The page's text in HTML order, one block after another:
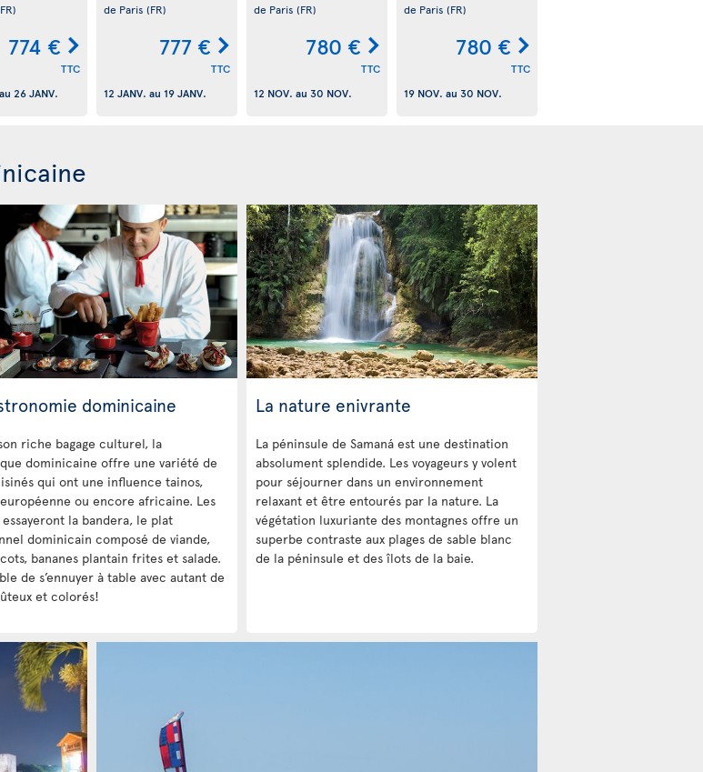
774 €
TTC
au 26 JANV.
de Paris (FR)
777 €
TTC
12 JANV. au 19 JANV.
de Paris (FR)
780 €
TTC
12 NOV. au 30 NOV.
de Paris (FR)
780 €
TTC
19 NOV. au 30 NOV.
dominicaine
riche bagage culturel, la
dominicaine offre une variété de
qui ont une influence tainos,
ou encore africaine. Les
la bandera, le plat
dominicain composé de viande,
bananes plantain frites et salade.
de s’ennuyer à table avec autant de
et colorés!
La nature enivrante
La péninsule de Samaná est une destination
absolument splendide. Les voyageurs y volent
pour séjourner dans un environnement
relaxant et être entourés par la nature. La
végétation luxuriante des montagnes offre un
superbe contraste aux plages de sable blanc
de la péninsule et des îlots de la baie.